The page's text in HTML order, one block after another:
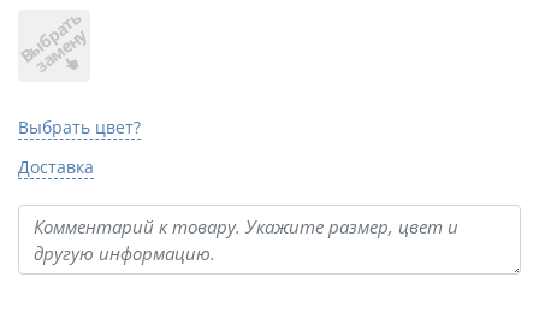
В
ы
б
р
а
т
ь
з
а
м
е
н
у
Выбрать цвет?
Доставка